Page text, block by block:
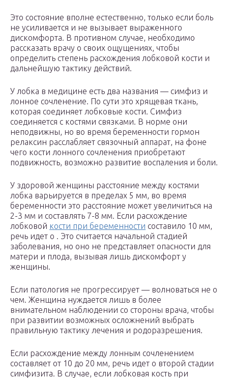
Это состояние вполне естественно, только если боль
не усиливается и не вызывает выраженного
дискомфорта. В противном случае, необходимо
рассказать врачу о своих ощущениях, чтобы
определить степень расхождения лобковой кости и
дальнейшую тактику действий.
У лобка в медицине есть два названия — симфиз и
лонное сочленение. По сути это хрящевая ткань,
которая соединяет лобковые кости. Симфиз
соединяется с костями связками. В норме они
неподвижны, но во время беременности гормон
релаксин расслабляет связочный аппарат, на фоне
чего кости лонного сочленения приобретают
подвижность, возможно развитие воспаления и боли.
У здоровой женщины расстояние между костями
лобка варьируется в пределах 5 мм, во время
беременности это расстояние может увеличиться на
2-3 мм и составлять 7-8 мм. Если расхождение
лобковой кости при беременности составило 10 мм,
речь идет о . Это считается начальной стадией
заболевания, но оно не представляет опасности для
матери и плода, вызывая лишь дискомфорт у
женщины.
Если патология не прогрессирует — волноваться не о
чем. Женщина нуждается лишь в более
внимательном наблюдении со стороны врача, чтобы
при развитии возможных осложнений выбрать
правильную тактику лечения и родоразрешения.
Если расхождение между лонным сочленением
составляет от 10 до 20 мм, речь идет о второй стадии
симфизита. В случае, если лобковая кость при